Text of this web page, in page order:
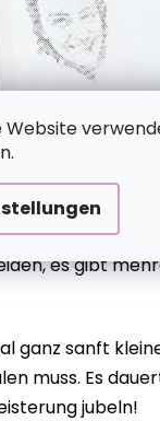
Website
es gibt
ganz sanft
muss. Es
jubeln!